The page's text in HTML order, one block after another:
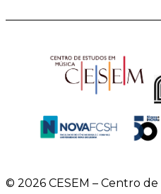
© 2026 CESEM – Centro